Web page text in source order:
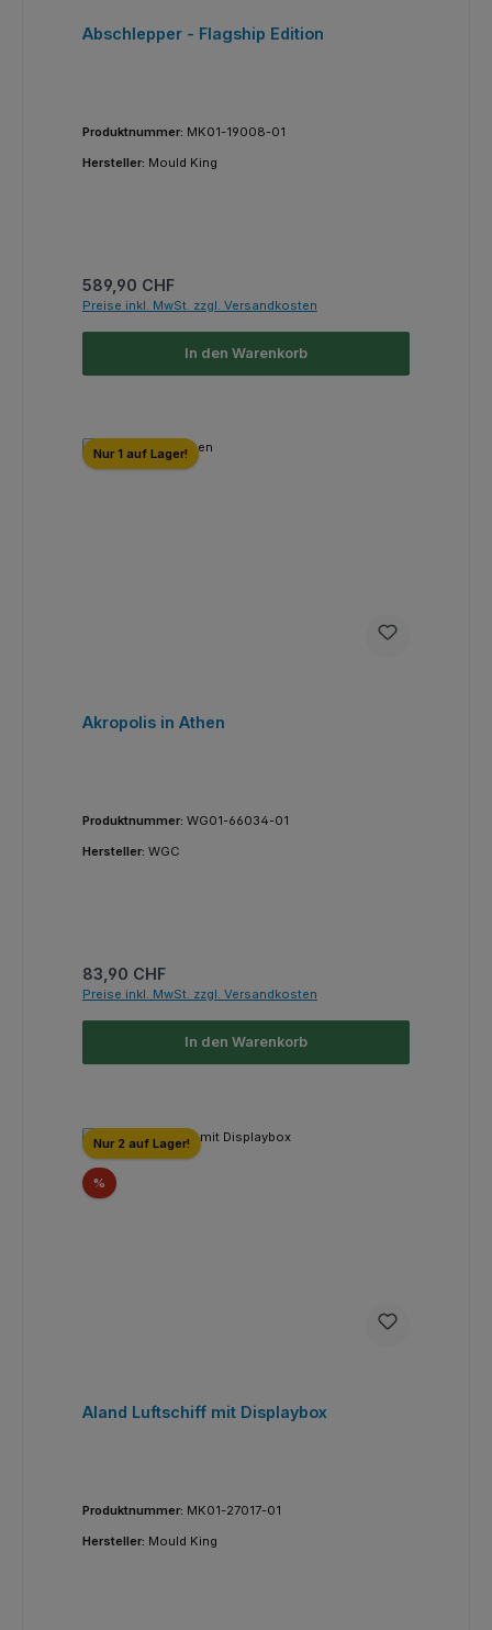
Abschlepper - Flagship Edition
Produktnummer: MK01-19008-01
Hersteller: Mould King
Regulärer Preis:
589,90 CHF
Preise inkl. MwSt. zzgl. Versandkosten
In den Warenkorb
Nur 1 auf Lager!
Akropolis in Athen
Produktnummer: WG01-66034-01
Hersteller: WGC
Regulärer Preis:
83,90 CHF
Preise inkl. MwSt. zzgl. Versandkosten
In den Warenkorb
Nur 2 auf Lager!
%Rabatt
Aland Luftschiff mit Displaybox
Produktnummer: MK01-27017-01
Hersteller: Mould King